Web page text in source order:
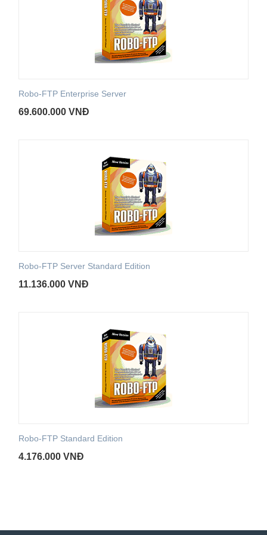
Robo-FTP Enterprise Server
69.600.000 VNĐ
Robo-FTP Server Standard Edition
11.136.000 VNĐ
Robo-FTP Standard Edition
4.176.000 VNĐ